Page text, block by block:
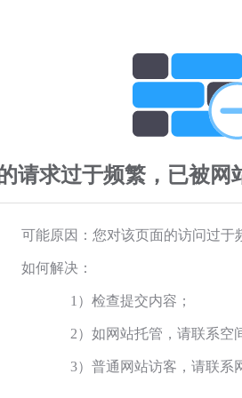
请求过于频繁，已被网
可能原因：您对该页面的访问过于
如何解决：
1）检查提交内容；
2）如网站托管，请联系空
3）普通网站访客，请联系